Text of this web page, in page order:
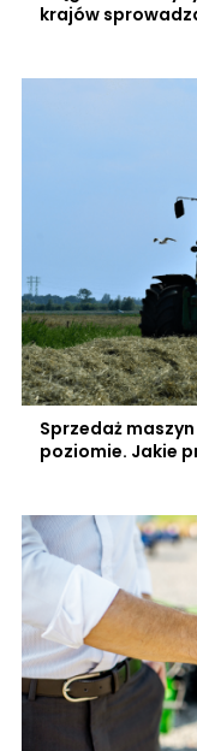
krajów
Sprzedaż
poziomie. Jakie